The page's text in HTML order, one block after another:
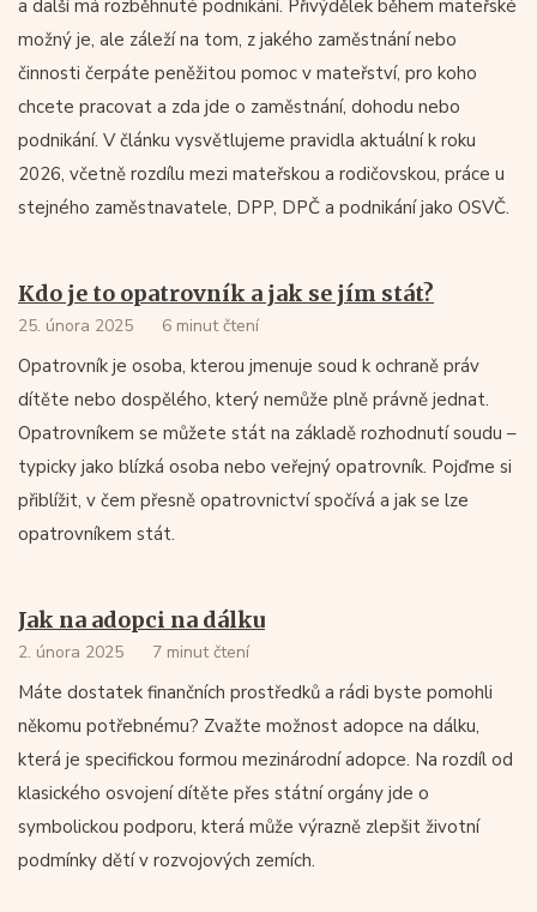
a další má rozběhnuté podnikání. Přivýdělek během mateřské
možný je, ale záleží na tom, z jakého zaměstnání nebo
činnosti čerpáte peněžitou pomoc v mateřství, pro koho
chcete pracovat a zda jde o zaměstnání, dohodu nebo
podnikání. V článku vysvětlujeme pravidla aktuální k roku
2026, včetně rozdílu mezi mateřskou a rodičovskou, práce u
stejného zaměstnavatele, DPP, DPČ a podnikání jako OSVČ.
Kdo je to opatrovník a jak se jím stát?
25. února 2025 6 minut čtení
Opatrovník je osoba, kterou jmenuje soud k ochraně práv
dítěte nebo dospělého, který nemůže plně právně jednat.
Opatrovníkem se můžete stát na základě rozhodnutí soudu –
typicky jako blízká osoba nebo veřejný opatrovník. Pojďme si
přiblížit, v čem přesně opatrovnictví spočívá a jak se lze
opatrovníkem stát.
Jak na adopci na dálku
2. února 2025 7 minut čtení
Máte dostatek finančních prostředků a rádi byste pomohli
někomu potřebnému? Zvažte možnost adopce na dálku,
která je specifickou formou mezinárodní adopce. Na rozdíl od
klasického osvojení dítěte přes státní orgány jde o
symbolickou podporu, která může výrazně zlepšit životní
podmínky dětí v rozvojových zemích.